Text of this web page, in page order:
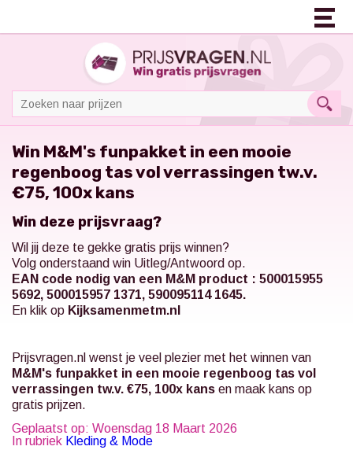
Win M&M's funpakket in een mooie
regenboog tas vol verrassingen tw.v.
€75, 100x kans
Win deze prijsvraag?
Wil jij deze te gekke gratis prijs winnen?
Volg onderstaand win Uitleg/Antwoord op.
EAN code nodig van een M&M product : 500015955
5692, 500015957 1371, 590095114 1645.
En klik op Kijksamenmetm.nl
Prijsvragen.nl wenst je veel plezier met het winnen van
M&M's funpakket in een mooie regenboog tas vol
verrassingen tw.v. €75, 100x kans en maak kans op
gratis prijzen.
Geplaatst op: Woensdag 18 Maart 2026
In rubriek Kleding & Mode